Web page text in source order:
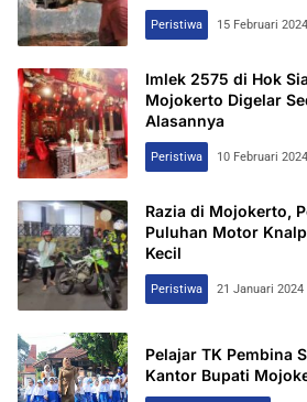
Peristiwa 15 Februari 2024
Imlek 2575 di Hok
Mojokerto Digelar
Alasannya
Peristiwa 10 Februari 2024
Razia di Mojokerto,
Puluhan Motor
Kecil
Peristiwa 21 Januari 2024
Pelajar TK Pembina
Kantor Bupati